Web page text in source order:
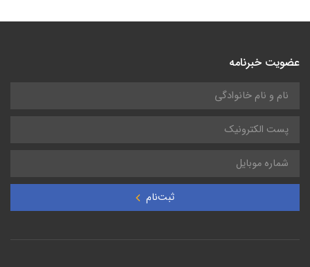
عضویت خبرنامه
ثبت‌نام